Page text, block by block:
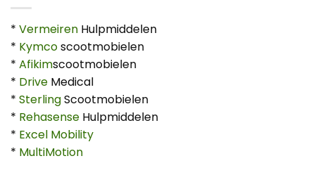
* Vermeiren Hulpmiddelen
* Kymcoscootmobielen
* Afikimscootmobielen
* Drive Medical
* SterlingScootmobielen
* Rehasense Hulpmiddelen
* Excel Mobility
* MultiMotion